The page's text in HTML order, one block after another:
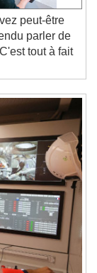
peut-être
parler de
tout à fait